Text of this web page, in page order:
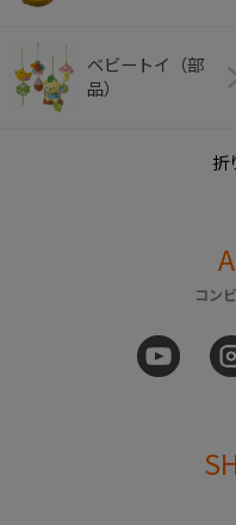
ベビートイ（部
品）
コン